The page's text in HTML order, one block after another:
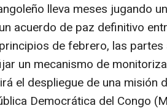
lleva meses jugando
acuerdo de paz definitivo
de febrero, las
un mecanismo de
el despliegue de una misión
Democrática del Congo